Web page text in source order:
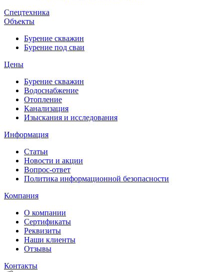
Спецтехника
Объекты
Бурение скважин
Бурение под сваи
Цены
Бурение скважин
Водоснабжение
Отопление
Канализация
Изыскания и исследования
Информация
Статьи
Новости и акции
Вопрос-ответ
Политика информационной безопасности
Компания
О компании
Сертификаты
Реквизиты
Наши клиенты
Отзывы
Контакты